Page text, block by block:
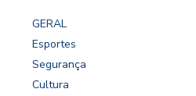
GERAL
Esportes
Segurança
Cultura